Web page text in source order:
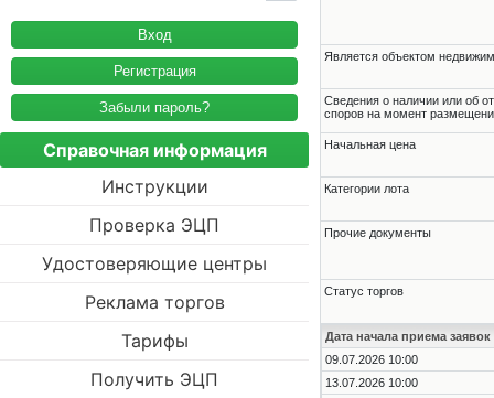
Регистрация
Забыли пароль?
Справочная информация
Инструкции
Проверка ЭЦП
Удостоверяющие центры
Реклама торгов
Тарифы
Получить ЭЦП
Является объектом
Cведения о наличии или об
споров на момент
Начальная цена
Категории лота
Прочие документы
Статус торгов
Дата начала приема заявок
09.07.2026 10:00
13.07.2026 10:00